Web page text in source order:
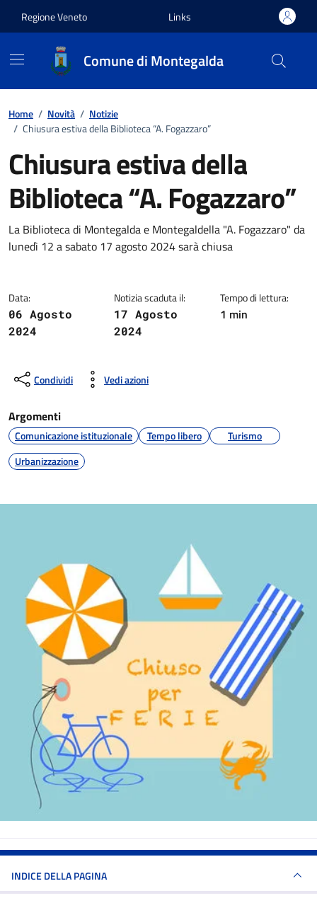
Regione Veneto Links
Comune di Montegalda
Home / Novità / Notizie
/ Chiusura estiva della Biblioteca “A. Fogazzaro”
Chiusura estiva della
Biblioteca “A. Fogazzaro”
Dettagli della notizia
La Biblioteca di Montegalda e Montegaldella "A. Fogazzaro" da
lunedì 12 a sabato 17 agosto 2024 sarà chiusa
Data:
06 Agosto
2024
Notizia scaduta il:
17 Agosto
2024
Tempo di lettura:
1 min
Condividi Vedi azioni
Argomenti
Comunicazione istituzionale Tempo libero
Turismo
Urbanizzazione
INDICE DELLA PAGINA